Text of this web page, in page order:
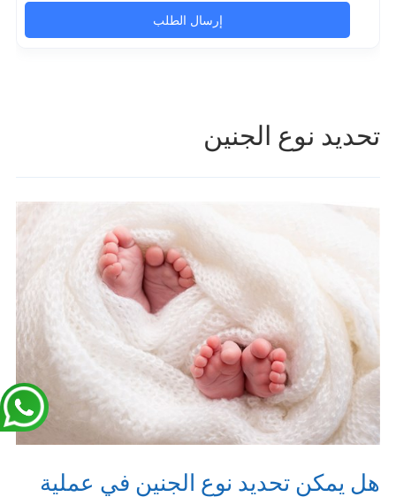
تحديد نوع الجنين
هل يمكن تحديد نوع الجنين في عملية